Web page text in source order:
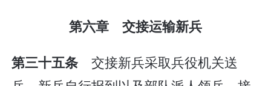
第六章 交接运输新兵
第三十五条 交接新兵采取兵役机关送